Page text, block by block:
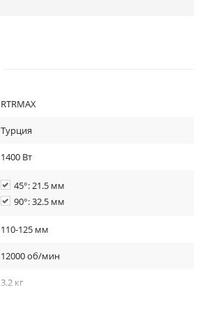
RTRMAX
Турция
1400 Вт
45°: 21.5 мм
90°: 32.5 мм
110-125 мм
12000 об/мин
3.2 кг